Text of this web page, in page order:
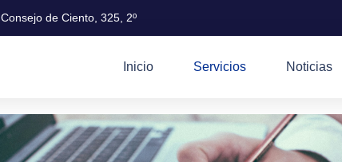
Consejo de Ciento, 325, 2º
Inicio Servicios Noticias